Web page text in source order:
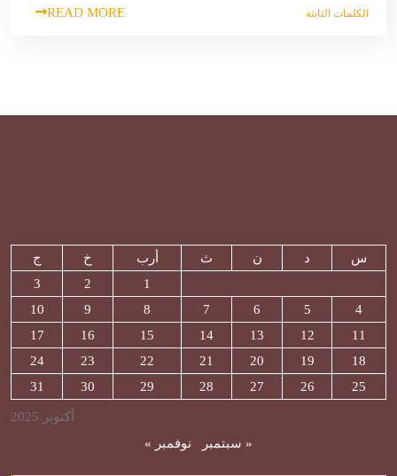
الكلمات الثابتة READ MORE
أكتوبر 2025
س د ن ث أرب خ
ج
1
2
3
4
5
6
7
8
9
10
11
12
13
14
15
16
17
18
19
20
21
22
23
24
25
26
27
28
29
30
31
« سبتمبر نوفمبر »